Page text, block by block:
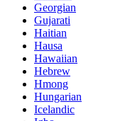
Georgian
Gujarati
Haitian
Hausa
Hawaiian
Hebrew
Hmong
Hungarian
Icelandic